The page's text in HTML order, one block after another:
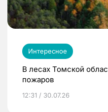
Интересное
В лесах Томской
пожаров
12:31 / 30.07.26